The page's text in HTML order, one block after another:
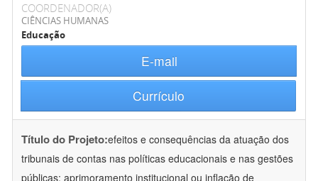
COORDENADOR(A)
CIÊNCIAS HUMANAS
Educação
E-mail
Currículo
Título do Projeto:efeitos e consequências da atuação dos
tribunais de contas nas políticas educacionais e nas gestões
públicas: aprimoramento institucional ou inflação de